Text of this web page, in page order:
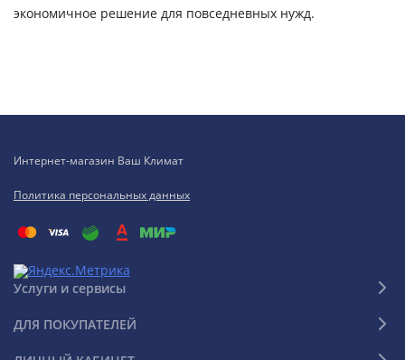
экономичное решение для повседневных нужд.
Интернет-магазин Ваш Климат
Политика персональных данных
Услуги и сервисы
ДЛЯ ПОКУПАТЕЛЕЙ